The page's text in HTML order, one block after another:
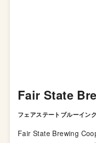
Fair State
フェアステートブルーイン
Fair State Brewing